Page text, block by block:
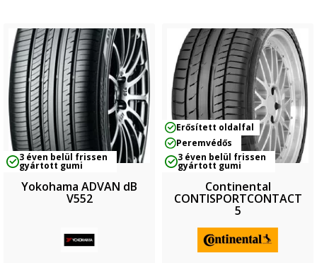
3 éven belül frissen
gyártott gumi
Yokohama ADVAN dB
V552
Erősített oldalfal
Peremvédős
3 éven belül frissen
gyártott gumi
Continental
CONTISPORTCONTACT
5